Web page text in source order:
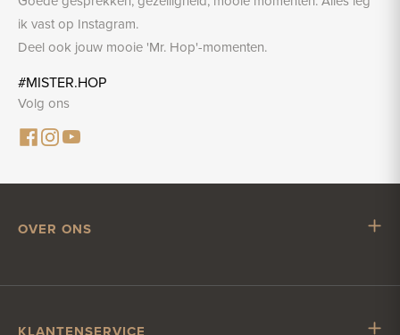
ik vast op Instagram.
Deel ook jouw mooie 'Mr. Hop'-momenten.
#MISTER.HOP
Volg ons
OVER ONS
Vacatures
KLANTENSERVICE